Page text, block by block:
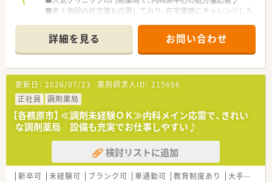
■老人施設の処方箋も応需しており、在宅業務にチャレンジした
スキルアップしたい方にもおすすめ！
■経営者は、従業員に対して理解ある環境を心掛けております。
■スタッフ同士の仲も良く、協力して業務を進めています。お休
みも応相談！
■最新機器を導入しており、お仕事スムース♪
■午後中心にご勤務いただける方、土曜出勤できる方大歓迎！
＼ こんな会社です ／
■岐阜県各務原市に2店舗展開の調剤薬局です。
店舗同士は車で15分程度と近隣にあり、ヘルプ体制も充実◎
お休みが取得しやすい環境です。
■どちらの店舗も最新の調剤機器を導入しております、ご負担少
なく勤務頂けます。
■在宅を通じて「選ばれる薬局」になるため、
詳細を見る お問い合わせ
更新日： 2026/07/23 薬剤師求人ID： 215696
正社員
調剤薬局
【各務原市】 ≪調剤未経験ＯＫ≫内科メイン応需で、きれい
な調剤薬局 設備も充実でお仕事しやすい♪
検討リストに追加
新卒可 未経験可 ブランク可 車通勤可 教育制度あり 大手チェーン以外